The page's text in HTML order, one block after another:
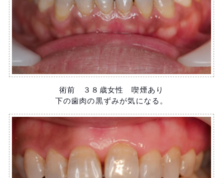
術前 ３８歳女性 喫煙あり
下の歯肉の黒ずみが気になる。